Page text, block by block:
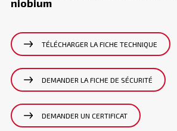
niobium
TÉLÉCHARGER LA FICHE TECHNIQUE
DEMANDER LA FICHE DE SÉCURITÉ
DEMANDER UN CERTIFICAT